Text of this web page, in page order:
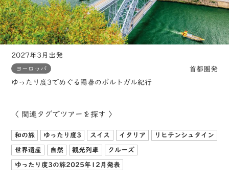
2027年3月出発
ヨーロッパ
首都圏発
ゆったり度3でめぐる陽春のポルトガル紀行
〈 関連タグでツアーを探す 〉
和の旅 ゆったり度3 スイス イタリア リヒテンシュタイン
世界遺産 自然 観光列車 クルーズ
ゆったり度3の旅2025年12月発表